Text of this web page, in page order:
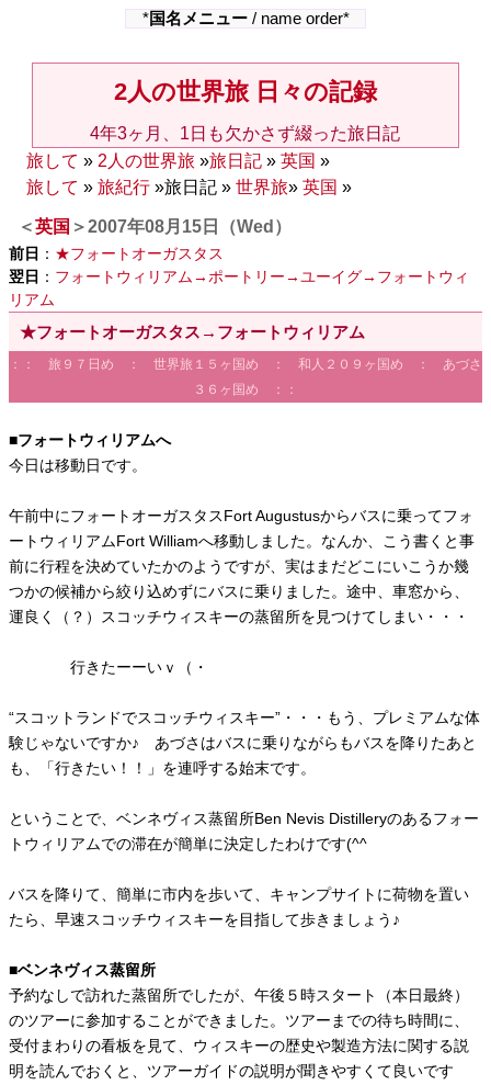
*国名メニュー/ name order*
2人の世界旅 日々の記録
4年3ヶ月、1日も欠かさず綴った旅日記
旅して » 2人の世界旅 »旅日記 » 英国 »
旅して » 旅紀行 »旅日記 » 世界旅» 英国 »
＜英国 ＞2007年08月15日（Wed）
前日 ： ★フォートオーガスタス
翌日 ： フォートウィリアム→ポートリー→ユーイグ→フォートウィ
リアム
★フォートオーガスタス→フォートウィリアム
：： 旅９７日め ： 世界旅１５ヶ国め ： 和人２０９ヶ国め ： あづさ
３６ヶ国め ：：
■フォートウィリアムへ
今日は移動日です。
午前中にフォートオーガスタスFort Augustusからバスに乗ってフォ
ートウィリアムFort Williamへ移動しました。なんか、こう書くと事
前に行程を決めていたかのようですが、実はまだどこにいこうか幾
つかの候補から絞り込めずにバスに乗りました。途中、車窓から、
運良く（？）スコッチウィスキーの蒸留所を見つけてしまい・・・
行きたーーいｖ（・
“スコットランドでスコッチウィスキー”・・・もう、プレミアムな体
験じゃないですか♪ あづさはバスに乗りながらもバスを降りたあと
も、「行きたい！！」を連呼する始末です。
ということで、ベンネヴィス蒸留所Ben Nevis Distilleryのあるフォー
トウィリアムでの滞在が簡単に決定したわけです(^^ゞ
バスを降りて、簡単に市内を歩いて、キャンプサイトに荷物を置い
たら、早速スコッチウィスキーを目指して歩きましょう♪
■ベンネヴィス蒸留所
予約なしで訪れた蒸留所でしたが、午後５時スタート（本日最終）
のツアーに参加することができました。ツアーまでの待ち時間に、
受付まわりの看板を見て、ウィスキーの歴史や製造方法に関する説
明を読んでおくと、ツアーガイドの説明が聞きやすくて良いです